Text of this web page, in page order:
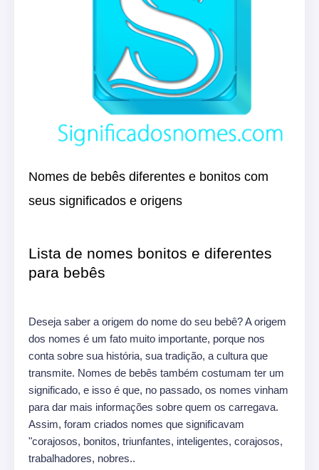
Nomes de bebês diferentes e bonitos com
seus significados e origens
Lista de nomes bonitos e diferentes
para bebês
Deseja saber a origem do nome do seu bebê? A origem
dos nomes é um fato muito importante, porque nos
conta sobre sua história, sua tradição, a cultura que
transmite. Nomes de bebês também costumam ter um
significado, e isso é que, no passado, os nomes vinham
para dar mais informações sobre quem os carregava.
Assim, foram criados nomes que significavam
"corajosos, bonitos, triunfantes, inteligentes, corajosos,
trabalhadores, nobres..